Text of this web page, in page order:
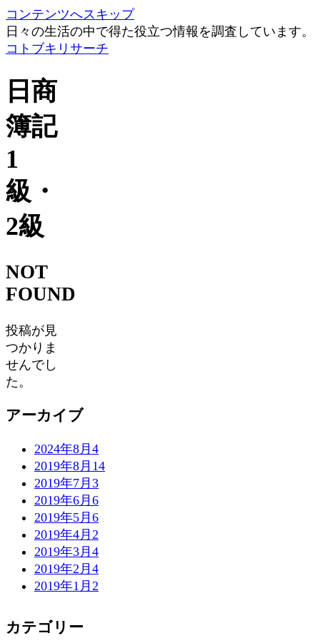
コンテンツへスキップ
日々の生活の中で得た役立つ情報を調査しています。
コトブキリサーチ
日商
簿記
1
級・
2級
NOT
FOUND
投稿が見
つかりま
せんでし
た。
アーカイブ
2024年8月 4
2019年8月 14
2019年7月 3
2019年6月 6
2019年5月 6
2019年4月 2
2019年3月 4
2019年2月 4
2019年1月 2
カテゴリー